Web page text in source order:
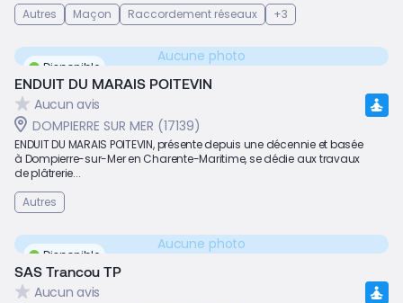
Autres Maçon Raccordement réseaux +3
Disponible
Aucune photo
ENDUIT DU MARAIS POITEVIN
Aucun avis
DOMPIERRE SUR MER (17139)
ENDUIT DU MARAIS POITEVIN, présente depuis une décennie et basée
à Dompierre-sur-Mer en Charente-Maritime, se dédie aux travaux
de plâtrerie...
Autres
Disponible
Aucune photo
SAS Trancou TP
Aucun avis